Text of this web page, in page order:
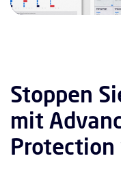
Stoppen
mit
Protection